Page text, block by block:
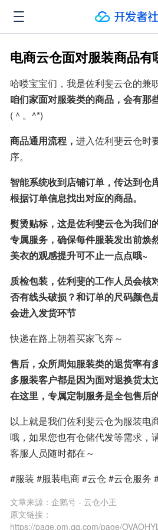
电商云仓面对服装商品有
哈喽宝宝们，我是佐利斐云仓的兼
咱们家面对服装类的商品，会有那
(＾。^*)
商品通用流程， 进入佐利斐云仓时
序。
智能系统收到店铺订单，传达到仓
根据订单信息找出对应的商品。
熨烫贴标，这是佐利斐云仓为我们
专属服务，确保每件服装发出前焕
美衣的观感提升可不止一点点哦~
质检包装，佐利斐的工作人员会核
否有线头破损？和订单的尺码颜色
会进入发货环节
快递在路上朝着买家飞奔～
售后，众所周知服装类的退货率有
多服装客户都是因为面对退换货太
在这里，专属定制服务是全包售后
以上就是我们佐利斐云仓为服装电
哦，如果您也有仓储代发等需求，
客服人员随时都在～
#服装 #服装电商 #云仓 #云仓服务
文章来源： 企鹅号 - 云仓小王
原文链接：
https://page.om.qq.com/page/